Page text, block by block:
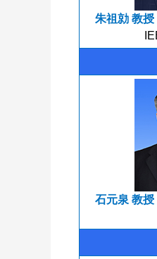
朱祖勍 教
石元泉 教